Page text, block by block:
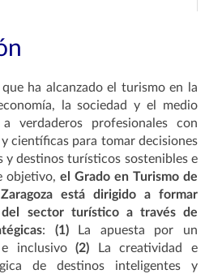
ha alcanzado el turismo en la
la sociedad y el medio
verdaderos profesionales con
científicas para tomar decisiones
y destinos turísticos sostenibles e
objetivo, el Grado en Turismo de
está dirigido a formar
sector turístico a través de
: (1)
La apuesta por un
e inclusivo(2) La creatividad e
de destinos inteligentes y